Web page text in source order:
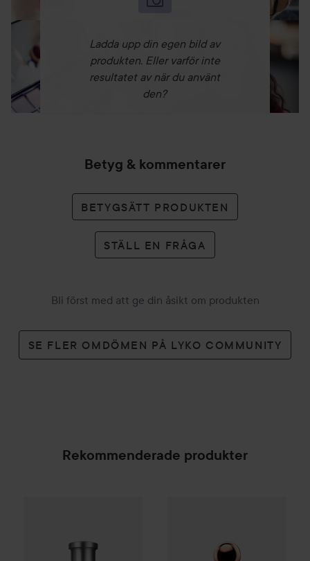
Ladda upp din egen bild av
produkten. Eller varför inte
resultatet av när du använt
den?
Betyg & kommentarer
BETYGSÄTT PRODUKTEN
STÄLL EN FRÅGA
Bli först med att ge din åsikt om produkten
SE FLER OMDÖMEN PÅ LYKO COMMUNITY
Rekommenderade produkter